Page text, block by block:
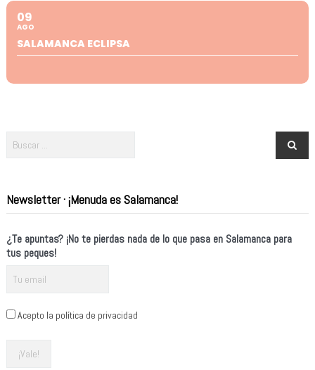
09
AGO
SALAMANCA ECLIPSA
Newsletter · ¡Menuda es Salamanca!
¿Te apuntas? ¡No te pierdas nada de lo que pasa en Salamanca para
tus peques!
Acepto la política de privacidad